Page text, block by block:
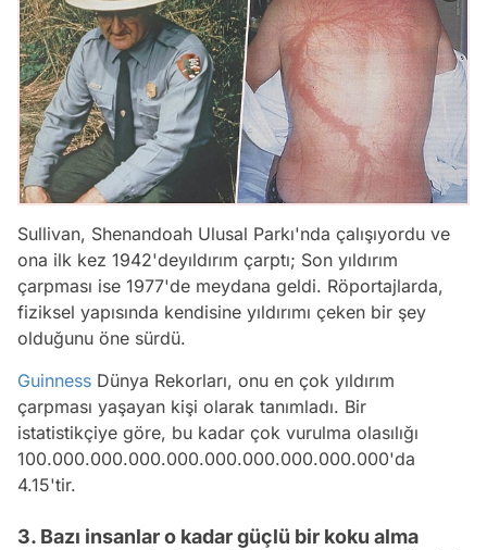
Sullivan, Shenandoah Ulusal Parkı'nda çalışıyordu ve
ona ilk kez 1942'deyıldırım çarptı; Son yıldırım
çarpması ise 1977'de meydana geldi. Röportajlarda,
fiziksel yapısında kendisine yıldırımı çeken bir şey
olduğunu öne sürdü.
Guinness Dünya Rekorları, onu en çok yıldırım
çarpması yaşayan kişi olarak tanımladı. Bir
istatistikçiye göre, bu kadar çok vurulma olasılığı
100.000.000.000.000.000.000.000.000.000'da
4.15'tir.
3. Bazı insanlar o kadar güçlü bir koku alma